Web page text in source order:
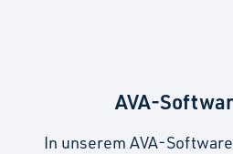
AVA-
In unserem AVA-